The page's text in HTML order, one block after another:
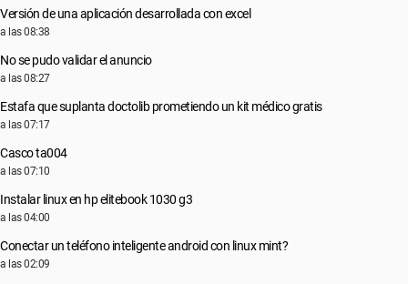
Versión de una aplicación desarrollada con excel
a las 08:38
No se pudo validar el anuncio
a las 08:27
Estafa que suplanta doctolib prometiendo un kit médico gratis
a las 07:17
Casco ta004
a las 07:10
Instalar linux en hp elitebook 1030 g3
a las 04:00
Conectar un teléfono inteligente android con linux mint?
a las 02:09